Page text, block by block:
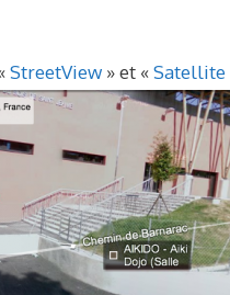
StreetView » et «Satellite